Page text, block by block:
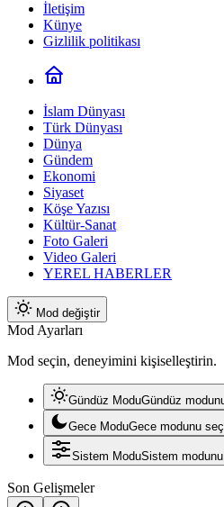
İletişim
Künye
Gizlilik politikası
İslam Dünyası
Türk Dünyası
Dünya
Gündem
Ekonomi
Siyaset
Köşe Yazısı
Kültür-Sanat
Foto Galeri
Video Galeri
YEREL HABERLER
Mod değiştir
Mod Ayarları
Mod seçin, deneyimini kişiselleştirin.
Gündüz ModuGündüz
Gece ModuGece modunu
Sistem ModuSistem
Son Gelişmeler